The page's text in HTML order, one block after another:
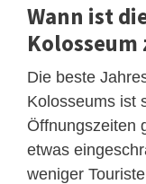
Wann ist
Kolosseum
Die beste
Kolosseums ist
Öffnungszeiten
etwas
weniger